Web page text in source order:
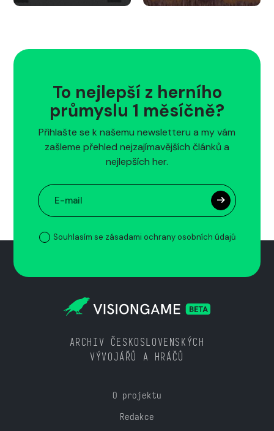
To nejlepší z herního
průmyslu 1 měsíčně?
Přihlašte se k našemu newsletteru a my vám
zašleme přehled nejzajímavějších článků a
nejlepších her.
Souhlasím se zásadami ochrany osobních údajů
ARCHIV ČESKOSLOVENSKÝCH
VÝVOJÁŘŮ A HRÁČŮ
O projektu
Redakce